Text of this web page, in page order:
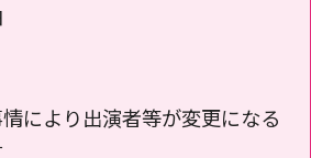
により出演者等が変更になる